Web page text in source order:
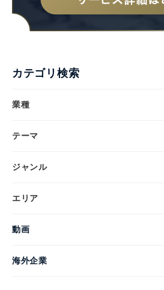
カテゴリ検索
業種
テーマ
ジャンル
エリア
動画
海外企業